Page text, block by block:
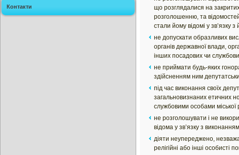
Контакти
що розглядалися на закритих
розголошенню, та
стали йому відомі у зв’язку
не допускати образливих
органів державної влади,
інших посадових чи
не приймати будь-яких
здійсненням ним
під час виконання своїх
загальновизнаних етичних
службовими особами міської
не розголошувати і не
відома у зв’язку з
діяти неупереджено,
релігійні або інші особисті